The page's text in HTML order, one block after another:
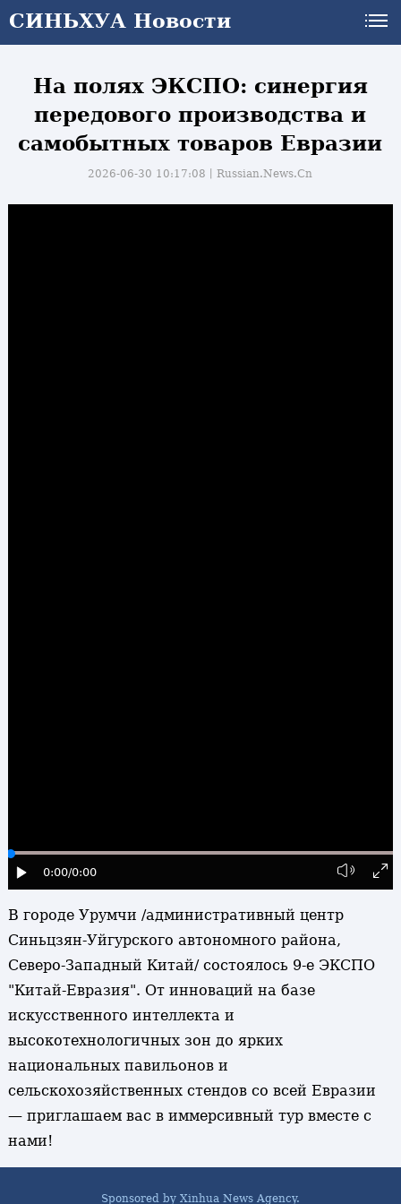
СИНЬХУА Новости
СИНЬХУА Новости
На полях ЭКСПО: синергия
передового производства и
самобытных товаров Евразии
2026-06-30 10:17:08丨Russian.News.Cn
0:00/0:00
В городе Урумчи /административный центр
Синьцзян-Уйгурского автономного района,
Северо-Западный Китай/ состоялось 9-е ЭКСПО
"Китай-Евразия". От инноваций на базе
искусственного интеллекта и
высокотехнологичных зон до ярких
национальных павильонов и
сельскохозяйственных стендов со всей Евразии
— приглашаем вас в иммерсивный тур вместе с
нами!
Sponsored by Xinhua News Agency.